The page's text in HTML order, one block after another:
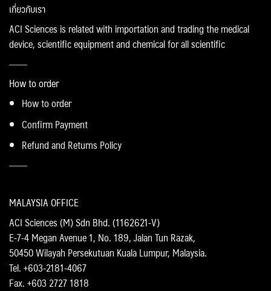
MALAYSIA OFFICE
ACI Sciences (M) Sdn Bhd. (1162621-V)
E-7-4 Megan Avenue 1, No. 189, Jalan Tun Razak,
50450 Wilayah Persekutuan Kuala Lumpur, Malaysia.
Tel. +603-2181-4067
Fax. +603 2727 1818
เกี่ยวกับเรา
ACI Sciences is related with importation and trading the medical
device, scientific equipment and chemical for all scientific
How to order
How to order
Confirm Payment
Refund and Returns Policy